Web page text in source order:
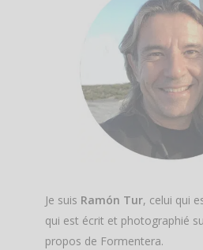
Je suis Ramón Tur, celui qui
qui est écrit et photographié
propos de Formentera.